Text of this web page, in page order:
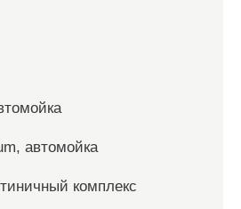
автомойка
комплекс